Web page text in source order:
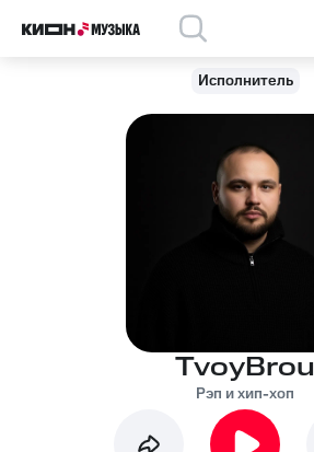
Исполнитель
TvoyBrou
Рэп и хип-хоп